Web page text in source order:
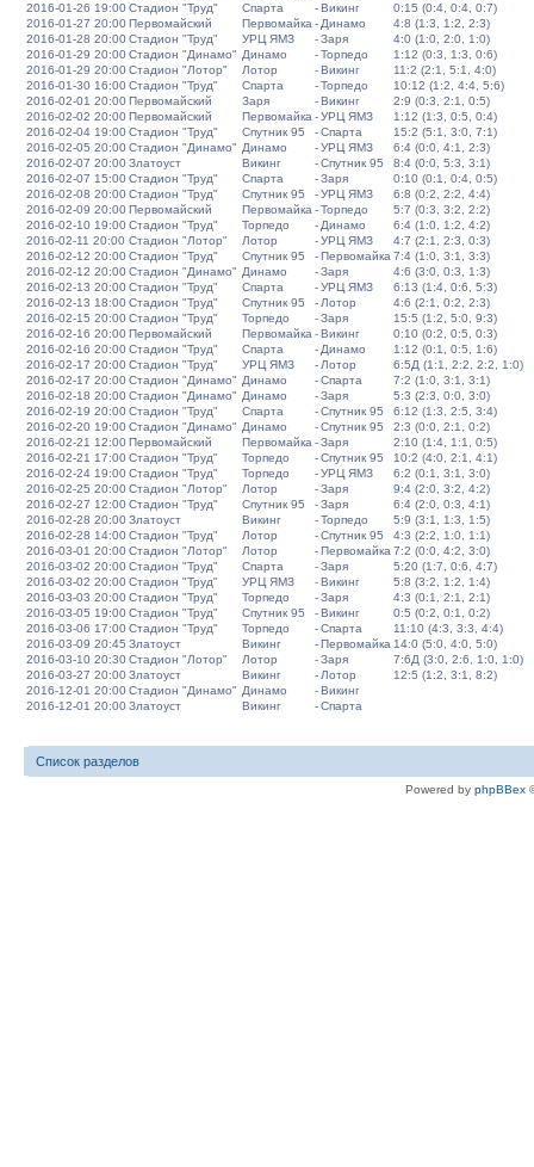
2016-01-26 19:00Стадион "Труд" Спарта -Викинг
0:15 (0:4, 0:4, 0:7)
2016-01-27 20:00Первомайский Первомайка - Динамо
4:8 (1:3, 1:2, 2:3)
2016-01-28 20:00Стадион "Труд" УРЦ ЯМЗ -Заря
4:0 (1:0, 2:0, 1:0)
2016-01-29 20:00Стадион "Динамо" Динамо -Торпедо
1:12 (0:3, 1:3, 0:6)
2016-01-29 20:00Стадион "Лотор" Лотор -Викинг
11:2 (2:1, 5:1, 4:0)
2016-01-30 16:00Стадион "Труд" Спарта -Торпедо
10:12 (1:2, 4:4, 5:6)
2016-02-01 20:00Первомайский Заря -Викинг
2:9 (0:3, 2:1, 0:5)
2016-02-02 20:00Первомайский Первомайка -УРЦ ЯМЗ
1:12 (1:3, 0:5, 0:4)
2016-02-04 19:00Стадион "Труд" Спутник 95 -Спарта
15:2 (5:1, 3:0, 7:1)
2016-02-05 20:00Стадион "Динамо" Динамо -УРЦ ЯМЗ
6:4 (0:0, 4:1, 2:3)
2016-02-07 20:00Златоуст Викинг -Спутник 95
8:4 (0:0, 5:3, 3:1)
2016-02-07 15:00Стадион "Труд" Спарта -Заря
0:10 (0:1, 0:4, 0:5)
2016-02-08 20:00Стадион "Труд" Спутник 95 -УРЦ ЯМЗ
6:8 (0:2, 2:2, 4:4)
2016-02-09 20:00Первомайский Первомайка -Торпедо
5:7 (0:3, 3:2, 2:2)
2016-02-10 19:00Стадион "Труд" Торпедо - Динамо
6:4 (1:0, 1:2, 4:2)
2016-02-11 20:00 Стадион "Лотор" Лотор -УРЦ ЯМЗ
4:7 (2:1, 2:3, 0:3)
2016-02-12 20:00Стадион "Труд" Спутник 95 -Первомайка 7:4 (1:0, 3:1, 3:3)
2016-02-12 20:00Стадион "Динамо" Динамо -Заря
4:6 (3:0, 0:3, 1:3)
2016-02-13 20:00Стадион "Труд" Спарта -УРЦ ЯМЗ
6:13 (1:4, 0:6, 5:3)
2016-02-13 18:00Стадион "Труд" Спутник 95 - Лотор
4:6 (2:1, 0:2, 2:3)
2016-02-15 20:00Стадион "Труд" Торпедо -Заря
15:5 (1:2, 5:0, 9:3)
2016-02-16 20:00Первомайский Первомайка -Викинг
0:10 (0:2, 0:5, 0:3)
2016-02-16 20:00Стадион "Труд" Спарта - Динамо
1:12 (0:1, 0:5, 1:6)
2016-02-17 20:00Стадион "Труд" УРЦ ЯМЗ - Лотор
6:5Д (1:1, 2:2, 2:2, 1:0)
2016-02-17 20:00Стадион "Динамо" Динамо -Спарта
7:2 (1:0, 3:1, 3:1)
2016-02-18 20:00Стадион "Динамо" Динамо -Заря
5:3 (2:3, 0:0, 3:0)
2016-02-19 20:00Стадион "Труд" Спарта -Спутник 95
6:12 (1:3, 2:5, 3:4)
2016-02-20 19:00Стадион "Динамо" Динамо -Спутник 95
2:3 (0:0, 2:1, 0:2)
2016-02-21 12:00Первомайский Первомайка -Заря
2:10 (1:4, 1:1, 0:5)
2016-02-21 17:00Стадион "Труд" Торпедо -Спутник 95
10:2 (4:0, 2:1, 4:1)
2016-02-24 19:00Стадион "Труд" Торпедо -УРЦ ЯМЗ
6:2 (0:1, 3:1, 3:0)
2016-02-25 20:00Стадион "Лотор" Лотор -Заря
9:4 (2:0, 3:2, 4:2)
2016-02-27 12:00Стадион "Труд" Спутник 95 -Заря
6:4 (2:0, 0:3, 4:1)
2016-02-28 20:00Златоуст Викинг -Торпедо
5:9 (3:1, 1:3, 1:5)
2016-02-28 14:00Стадион "Труд" Лотор -Спутник 95
4:3 (2:2, 1:0, 1:1)
2016-03-01 20:00Стадион "Лотор" Лотор -Первомайка 7:2 (0:0, 4:2, 3:0)
2016-03-02 20:00Стадион "Труд" Спарта -Заря
5:20 (1:7, 0:6, 4:7)
2016-03-02 20:00Стадион "Труд" УРЦ ЯМЗ -Викинг
5:8 (3:2, 1:2, 1:4)
2016-03-03 20:00Стадион "Труд" Торпедо -Заря
4:3 (0:1, 2:1, 2:1)
2016-03-05 19:00Стадион "Труд" Спутник 95 -Викинг
0:5 (0:2, 0:1, 0:2)
2016-03-06 17:00Стадион "Труд" Торпедо -Спарта
11:10 (4:3, 3:3, 4:4)
2016-03-09 20:45 Златоуст Викинг -Первомайка 14:0 (5:0, 4:0, 5:0)
2016-03-10 20:30Стадион "Лотор" Лотор -Заря
7:6Д (3:0, 2:6, 1:0, 1:0)
2016-03-27 20:00Златоуст Викинг - Лотор
12:5 (1:2, 3:1, 8:2)
2016-12-01 20:00Стадион "Динамо" Динамо -Викинг
2016-12-01 20:00Златоуст Викинг -Спарта
Список разделов
Powered by phpBBex